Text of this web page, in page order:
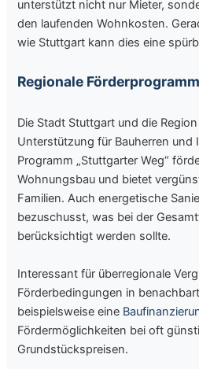
unterstützt nicht nur Mieter,
den laufenden Wohnkosten.
wie Stuttgart kann dies eine
Regionale
Die Stadt Stuttgart und die
Unterstützung für Bauherren und
Programm „Stuttgarter Weg“
Wohnungsbau und bietet
Familien. Auch energetische
bezuschusst, was bei der
berücksichtigt werden sollte.
Interessant für überregionale
Förderbedingungen in
beispielsweise eine
Fördermöglichkeiten bei oft
Grundstückspreisen.